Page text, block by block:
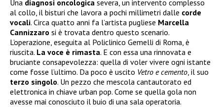
Una diagnosi oncologica severa, un intervento complesso
al collo, il bisturi che lavora a pochi millimetri dalle corde
vocali. Circa quatto anni fa l’artista pugliese Marcella
Cannizzaro si è trovata dentro questo scenario.
L’operazione, eseguita al Policlinico Gemelli di Roma, è
riuscita. La voce è rimasta. E con essa una rinnovata e
bruciante consapevolezza: quella di voler vivere ogni istante
come fosse l’ultimo. Da poco è uscito Vetro e cemento , il suo
terzo singolo. Un pezzo che mescola cantautorato ed
elettronica in chiave urban pop. Come se quella gola non
avesse mai conosciuto il buio di una sala operatoria.